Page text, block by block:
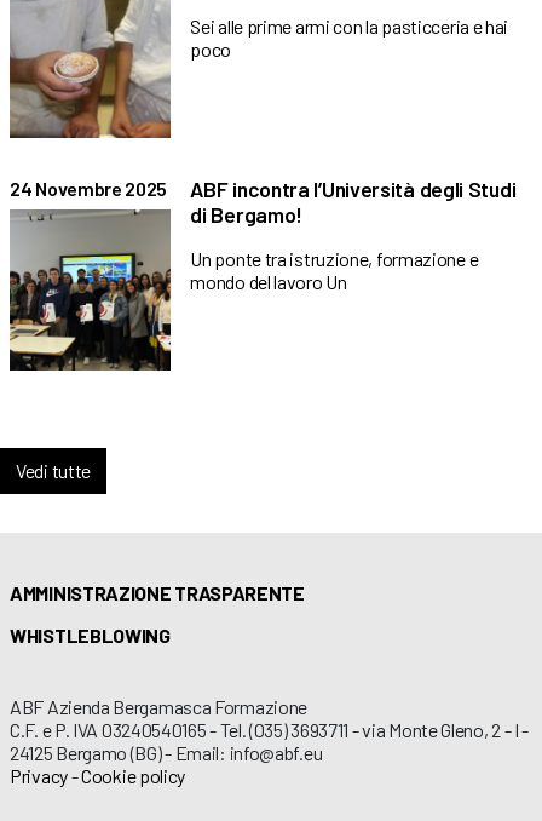
Sei alle prime armi con la pasticceria e hai
poco
24 Novembre 2025
ABF incontra l’Università degli Studi
di Bergamo!
Un ponte tra istruzione, formazione e
mondo del lavoro Un
Vedi tutte
AMMINISTRAZIONE TRASPARENTE
WHISTLEBLOWING
ABF Azienda Bergamasca Formazione
C.F. e P. IVA 03240540165 - Tel. (035) 3693711 - via Monte Gleno, 2 - I -
24125 Bergamo (BG) - Email: info@abf.eu
Privacy-Cookie policy